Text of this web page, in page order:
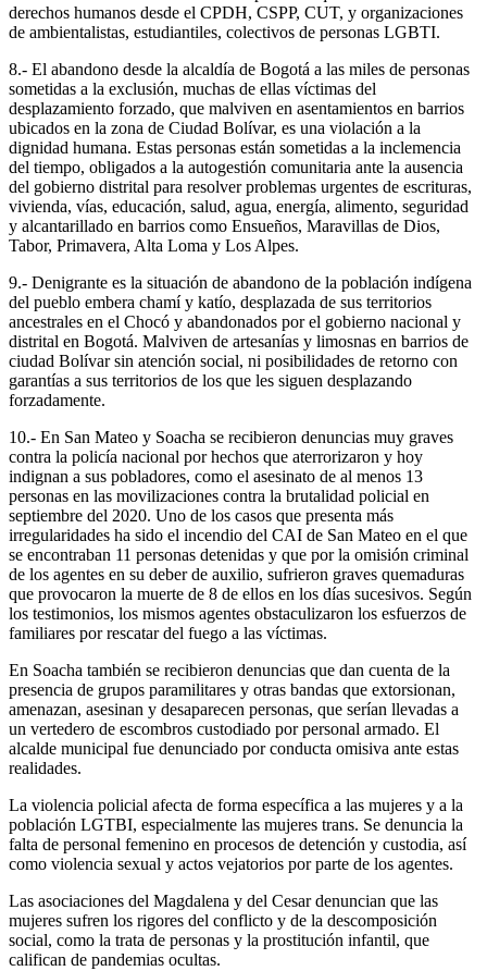
derechos humanos desde el CPDH, CSPP, CUT, y organizaciones
de ambientalistas, estudiantiles, colectivos de personas LGBTI.
8.- El abandono desde la alcaldía de Bogotá a las miles de personas
sometidas a la exclusión, muchas de ellas víctimas del
desplazamiento forzado, que malviven en asentamientos en barrios
ubicados en la zona de Ciudad Bolívar, es una violación a la
dignidad humana. Estas personas están sometidas a la inclemencia
del tiempo, obligados a la autogestión comunitaria ante la ausencia
del gobierno distrital para resolver problemas urgentes de escrituras,
vivienda, vías, educación, salud, agua, energía, alimento, seguridad
y alcantarillado en barrios como Ensueños, Maravillas de Dios,
Tabor, Primavera, Alta Loma y Los Alpes.
9.- Denigrante es la situación de abandono de la población indígena
del pueblo embera chamí y katío, desplazada de sus territorios
ancestrales en el Chocó y abandonados por el gobierno nacional y
distrital en Bogotá. Malviven de artesanías y limosnas en barrios de
ciudad Bolívar sin atención social, ni posibilidades de retorno con
garantías a sus territorios de los que les siguen desplazando
forzadamente.
10.- En San Mateo y Soacha se recibieron denuncias muy graves
contra la policía nacional por hechos que aterrorizaron y hoy
indignan a sus pobladores, como el asesinato de al menos 13
personas en las movilizaciones contra la brutalidad policial en
septiembre del 2020. Uno de los casos que presenta más
irregularidades ha sido el incendio del CAI de San Mateo en el que
se encontraban 11 personas detenidas y que por la omisión criminal
de los agentes en su deber de auxilio, sufrieron graves quemaduras
que provocaron la muerte de 8 de ellos en los días sucesivos. Según
los testimonios, los mismos agentes obstaculizaron los esfuerzos de
familiares por rescatar del fuego a las víctimas.
En Soacha también se recibieron denuncias que dan cuenta de la
presencia de grupos paramilitares y otras bandas que extorsionan,
amenazan, asesinan y desaparecen personas, que serían llevadas a
un vertedero de escombros custodiado por personal armado. El
alcalde municipal fue denunciado por conducta omisiva ante estas
realidades.
La violencia policial afecta de forma específica a las mujeres y a la
población LGTBI, especialmente las mujeres trans. Se denuncia la
falta de personal femenino en procesos de detención y custodia, así
como violencia sexual y actos vejatorios por parte de los agentes.
Las asociaciones del Magdalena y del Cesar denuncian que las
mujeres sufren los rigores del conflicto y de la descomposición
social, como la trata de personas y la prostitución infantil, que
califican de pandemias ocultas.